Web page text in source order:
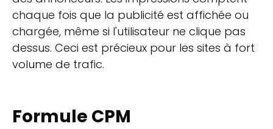
chaque fois que la publicité est affichée ou
chargée, même si l'utilisateur ne clique pas
dessus. Ceci est précieux pour les sites à fort
volume de trafic.
Formule CPM